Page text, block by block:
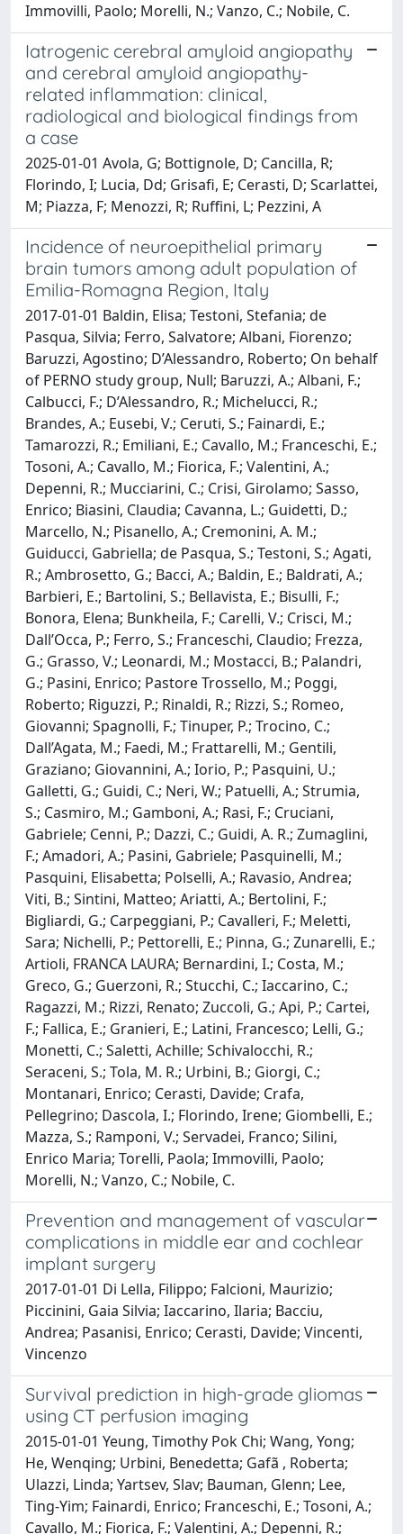
Immovilli, Paolo; Morelli, N.; Vanzo, C.; Nobile, C.
Iatrogenic cerebral amyloid angiopathy
and cerebral amyloid angiopathy-
related inflammation: clinical,
radiological and biological findings from
a case
2025-01-01 Avola, G; Bottignole, D; Cancilla, R;
Florindo, I; Lucia, Dd; Grisafi, E; Cerasti, D; Scarlattei,
M; Piazza, F; Menozzi, R; Ruffini, L; Pezzini, A
Incidence of neuroepithelial primary
brain tumors among adult population of
Emilia-Romagna Region, Italy
2017-01-01 Baldin, Elisa; Testoni, Stefania; de
Pasqua, Silvia; Ferro, Salvatore; Albani, Fiorenzo;
Baruzzi, Agostino; D’Alessandro, Roberto; On behalf
of PERNO study group, Null; Baruzzi, A.; Albani, F.;
Calbucci, F.; D’Alessandro, R.; Michelucci, R.;
Brandes, A.; Eusebi, V.; Ceruti, S.; Fainardi, E.;
Tamarozzi, R.; Emiliani, E.; Cavallo, M.; Franceschi, E.;
Tosoni, A.; Cavallo, M.; Fiorica, F.; Valentini, A.;
Depenni, R.; Mucciarini, C.; Crisi, Girolamo; Sasso,
Enrico; Biasini, Claudia; Cavanna, L.; Guidetti, D.;
Marcello, N.; Pisanello, A.; Cremonini, A. M.;
Guiducci, Gabriella; de Pasqua, S.; Testoni, S.; Agati,
R.; Ambrosetto, G.; Bacci, A.; Baldin, E.; Baldrati, A.;
Barbieri, E.; Bartolini, S.; Bellavista, E.; Bisulli, F.;
Bonora, Elena; Bunkheila, F.; Carelli, V.; Crisci, M.;
Dall’Occa, P.; Ferro, S.; Franceschi, Claudio; Frezza,
G.; Grasso, V.; Leonardi, M.; Mostacci, B.; Palandri,
G.; Pasini, Enrico; Pastore Trossello, M.; Poggi,
Roberto; Riguzzi, P.; Rinaldi, R.; Rizzi, S.; Romeo,
Giovanni; Spagnolli, F.; Tinuper, P.; Trocino, C.;
Dall’Agata, M.; Faedi, M.; Frattarelli, M.; Gentili,
Graziano; Giovannini, A.; Iorio, P.; Pasquini, U.;
Galletti, G.; Guidi, C.; Neri, W.; Patuelli, A.; Strumia,
S.; Casmiro, M.; Gamboni, A.; Rasi, F.; Cruciani,
Gabriele; Cenni, P.; Dazzi, C.; Guidi, A. R.; Zumaglini,
F.; Amadori, A.; Pasini, Gabriele; Pasquinelli, M.;
Pasquini, Elisabetta; Polselli, A.; Ravasio, Andrea;
Viti, B.; Sintini, Matteo; Ariatti, A.; Bertolini, F.;
Bigliardi, G.; Carpeggiani, P.; Cavalleri, F.; Meletti,
Sara; Nichelli, P.; Pettorelli, E.; Pinna, G.; Zunarelli, E.;
Artioli, FRANCA LAURA; Bernardini, I.; Costa, M.;
Greco, G.; Guerzoni, R.; Stucchi, C.; Iaccarino, C.;
Ragazzi, M.; Rizzi, Renato; Zuccoli, G.; Api, P.; Cartei,
F.; Fallica, E.; Granieri, E.; Latini, Francesco; Lelli, G.;
Monetti, C.; Saletti, Achille; Schivalocchi, R.;
Seraceni, S.; Tola, M. R.; Urbini, B.; Giorgi, C.;
Montanari, Enrico; Cerasti, Davide; Crafa,
Pellegrino; Dascola, I.; Florindo, Irene; Giombelli, E.;
Mazza, S.; Ramponi, V.; Servadei, Franco; Silini,
Enrico Maria; Torelli, Paola; Immovilli, Paolo;
Morelli, N.; Vanzo, C.; Nobile, C.
Prevention and management of vascular
complications in middle ear and cochlear
implant surgery
2017-01-01 Di Lella, Filippo; Falcioni, Maurizio;
Piccinini, Gaia Silvia; Iaccarino, Ilaria; Bacciu,
Andrea; Pasanisi, Enrico; Cerasti, Davide; Vincenti,
Vincenzo
Survival prediction in high-grade gliomas
using CT perfusion imaging
2015-01-01 Yeung, Timothy Pok Chi; Wang, Yong;
He, Wenqing; Urbini, Benedetta; Gafã , Roberta;
Ulazzi, Linda; Yartsev, Slav; Bauman, Glenn; Lee,
Ting-Yim; Fainardi, Enrico; Franceschi, E.; Tosoni, A.;
Cavallo, M.; Fiorica, F.; Valentini, A.; Depenni, R.;